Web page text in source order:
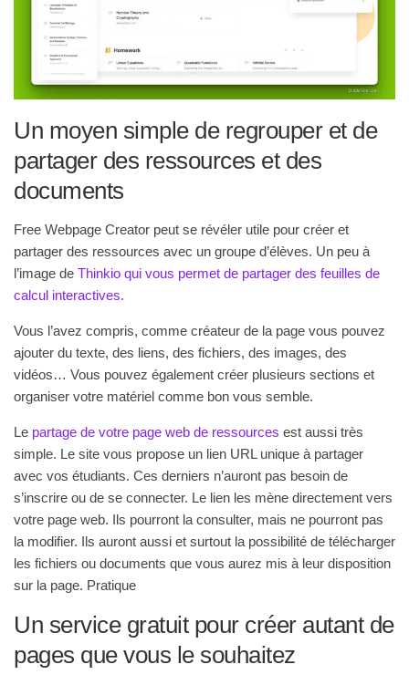
Un moyen simple de regrouper et de
partager des ressources et des
documents
Free Webpage Creator peut se révéler utile pour créer et
partager des ressources avec un groupe d’élèves. Un peu à
l’image de Thinkio qui vous permet de partager des feuilles de
calcul interactives.
Vous l’avez compris, comme créateur de la page vous pouvez
ajouter du texte, des liens, des fichiers, des images, des
vidéos… Vous pouvez également créer plusieurs sections et
organiser votre matériel comme bon vous semble.
Le partage de votre page web de ressources est aussi très
simple. Le site vous propose un lien URL unique à partager
avec vos étudiants. Ces derniers n’auront pas besoin de
s’inscrire ou de se connecter. Le lien les mène directement vers
votre page web. Ils pourront la consulter, mais ne pourront pas
la modifier. Ils auront aussi et surtout la possibilité de télécharger
les fichiers ou documents que vous aurez mis à leur disposition
sur la page. Pratique
Un service gratuit pour créer autant de
pages que vous le souhaitez